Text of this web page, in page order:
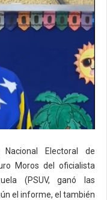
Electoral de
Moros del oficialista
(PSUV, ganó las
el informe, el también